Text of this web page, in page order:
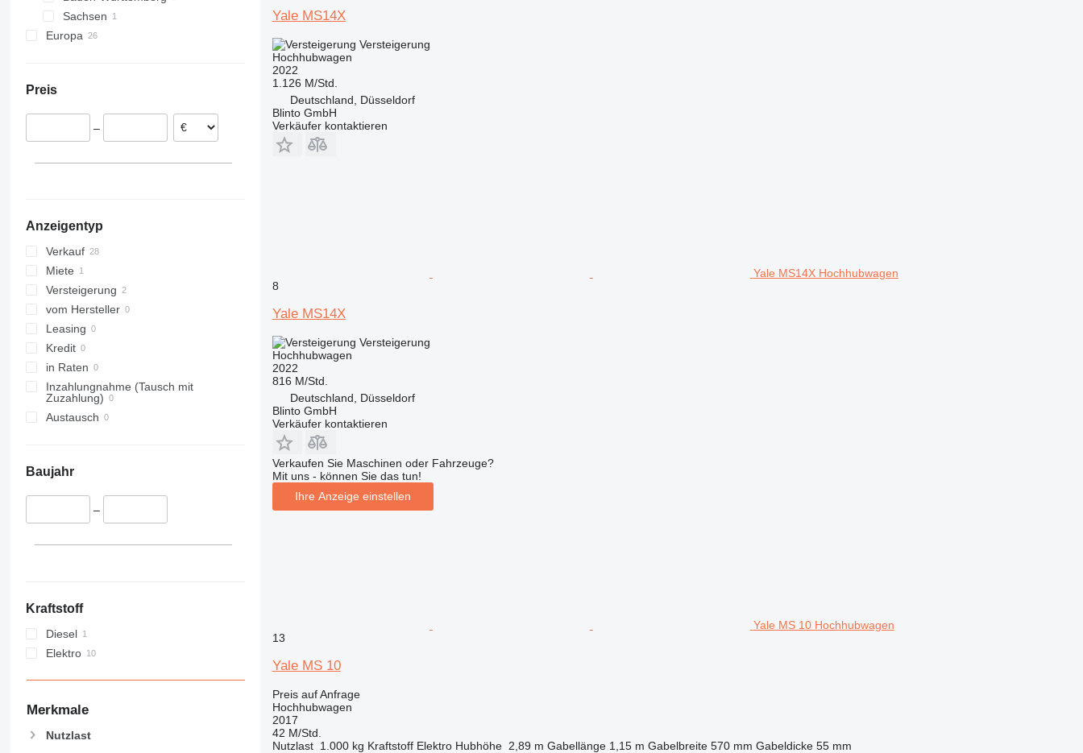
Oftersheim
Karlsruhe
Sachsen
Chemnitz
Europa
Portugal
Litauen
Preis
–
Anzeigentyp
Verkauf
Miete
Versteigerung
vom Hersteller
Leasing
Kredit
in Raten
Inzahlungnahme (Tausch mit
Zuzahlung)
Austausch
Baujahr
–
Kraftstoff
Diesel
Elektro
Merkmale
Nutzlast
Yale MS14X
Versteigerung
Hochhubwagen
2022
1.126 M/Std.
Deutschland, Düsseldorf
Blinto GmbH
Verkäufer kontaktieren
Yale MS14X Hochhubwagen
8
Yale MS14X
Versteigerung
Hochhubwagen
2022
816 M/Std.
Deutschland, Düsseldorf
Blinto GmbH
Verkäufer kontaktieren
Verkaufen Sie Maschinen oder Fahrzeuge?
Mit uns - können Sie das tun!
Ihre Anzeige einstellen
Yale MS 10 Hochhubwagen
13
Yale MS 10
Preis auf Anfrage
Hochhubwagen
2017
42 M/Std.
Nutzlast 1.000 kg Kraftstoff Elektro Hubhöhe 2,89 m Gabellänge 1,15 m Gabelbreite 570 mm Gabeldicke 55 mm